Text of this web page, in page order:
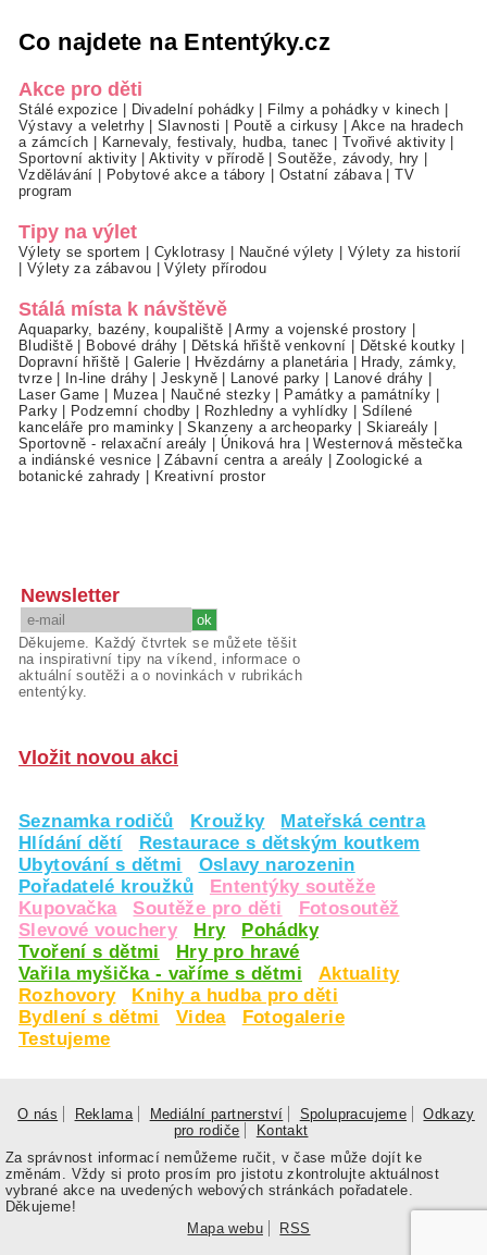
Co najdete na Ententýky.cz
Akce pro děti
Stálé expozice Divadelní pohádky Filmy a pohádky v kinech
Výstavy a veletrhy|Slavnosti Poutě a cirkusy
Akce na hradech
a zámcích
Karnevaly, festivaly, hudba, tanec Tvořivé aktivity
Sportovní aktivity|Aktivity v přírodě |Soutěže, závody, hry
Vzdělávání
Pobytové akce a tábory Ostatní zábava|TV
program
Tipy na výlet
Výlety se sportem Cyklotrasy Naučné výlety
Výlety za historií
Výlety za zábavou |Výlety přírodou
Stálá místa k návštěvě
Aquaparky, bazény, koupaliště |Army a vojenské prostory
Bludiště
Bobové dráhy Dětská hřiště venkovní Dětské koutky
Dopravní hřiště
Galerie Hvězdárny a planetária|
Hrady, zámky,
tvrze| In-line dráhy |Jeskyně| Lanové parky Lanové dráhy
Laser Game
Muzea| Naučné stezky Památky a památníky
Parky| Podzemní chodby Rozhledny a vyhlídky
Sdílené
kanceláře pro maminky |Skanzeny a archeoparky Skiareály
Sportovně - relaxační areály
Úniková hra|Westernová městečka
a indiánské vesnice |Zábavní centra a areály |Zoologické a
botanické zahrady
Kreativní prostor
Newsletter
Děkujeme. Každý čtvrtek se můžete těšit
na inspirativní tipy na víkend, informace o
aktuální soutěži a o novinkách v rubrikách
ententýky.
Vložit novou akci
Seznamka rodičů Kroužky
Mateřská centra
Hlídání dětí
Restaurace s dětským koutkem
Ubytování s dětmi
Oslavy narozenin
Pořadatelé kroužků
Ententýky soutěže
Kupovačka
Soutěže pro děti
Fotosoutěž
Slevové vouchery
Hry
Pohádky
Tvoření s dětmi
Hry pro hravé
Vařila myšička - vaříme s dětmi
Aktuality
Rozhovory
Knihy a hudba pro děti
Bydlení s dětmi
Videa
Fotogalerie
Testujeme
O nás Reklama Mediální partnerství Spolupracujeme
Odkazy
pro rodiče
Kontakt
Za správnost informací nemůžeme ručit, v čase může dojít ke
změnám. Vždy si proto prosím pro jistotu zkontrolujte aktuálnost
vybrané akce na uvedených webových stránkách pořadatele.
Děkujeme!
Mapa webu
RSS